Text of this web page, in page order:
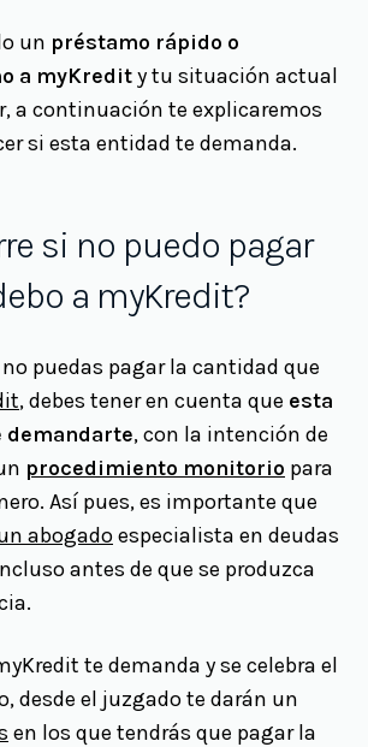
un préstamo rápido o
a myKredity tu situación actual
a continuación te explicaremos
si esta entidad te demanda.
si no puedo pagar
a myKredit?
no puedas pagar la cantidad que
, debes tener en cuenta que esta
demandarte, con la intención de
procedimiento monitorio para
Así pues, es importante que
abogadoespecialista en deudas
antes de que se produzca
te demanda y se celebra el
desde el juzgado te darán un
en los que tendrás que pagar la